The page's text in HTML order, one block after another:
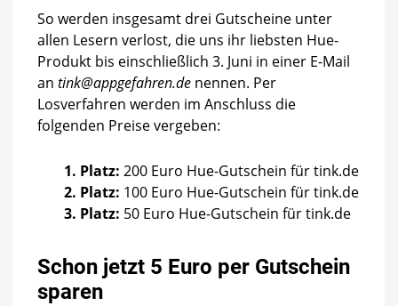
So werden insgesamt drei Gutscheine unter
allen Lesern verlost, die uns ihr liebsten Hue-
Produkt bis einschließlich 3. Juni in einer E-Mail
an tink@appgefahren.de nennen. Per
Losverfahren werden im Anschluss die
folgenden Preise vergeben:
1. Platz: 200 Euro Hue-Gutschein für tink.de
2. Platz: 100 Euro Hue-Gutschein für tink.de
3. Platz: 50 Euro Hue-Gutschein für tink.de
Schon jetzt 5 Euro per Gutschein
sparen